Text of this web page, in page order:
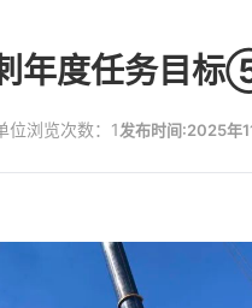
年度任务目
位浏览次数：1发布时间:2025年